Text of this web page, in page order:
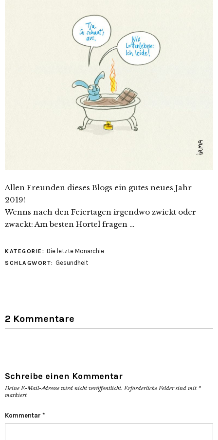
Allen Freunden dieses Blogs ein gutes neues Jahr
2019!
Wenns nach den Feiertagen irgendwo zwickt oder
zwackt: Am besten Hortel fragen …
KATEGORIE: Die letzte Monarchie
SCHLAGWORT: Gesundheit
2 Kommentare
Schreibe einen Kommentar
Deine E-Mail-Adresse wird nicht veröffentlicht. Erforderliche Felder sind mit *
markiert
Kommentar *